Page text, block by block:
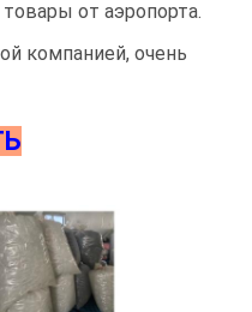
от аэропорта.
компанией, очень